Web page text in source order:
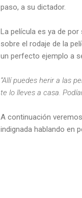
paso, a su dictador.
La película es ya de
sobre el rodaje de la
un perfecto ejemplo a
“Allí puedes herir a las
te lo lleves a casa.
A continuación
indignada hablando en